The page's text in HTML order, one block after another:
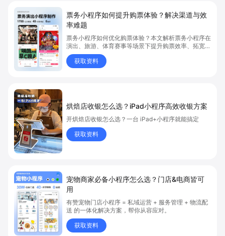
票务小程序如何提升购票体验？解决渠道与效
率难题
票务小程序如何优化购票体验？本文解析票务小程序在
演出、旅游、体育赛事等场景下提升购票效率、拓宽销
售渠道、实现会员精准营销的具体方式。关键词包括
“票务小程序”、“购票体验”、“购票效率”。
获取资料
烘焙店收银怎么选？iPad小程序高效收银方案
开烘焙店收银怎么选？一台 iPad+小程序就能搞定
获取资料
宠物商家必备小程序怎么选？门店&电商皆可
用
有赞宠物门店小程序 = 私域运营 + 服务管理 + 物流配
送 的一体化解决方案，帮你从容应对。
获取资料